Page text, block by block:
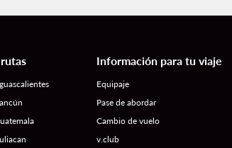
Información para tu viaje
Equipaje
Pase de abordar
Cambio de vuelo
v.club